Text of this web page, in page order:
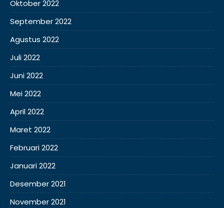
Oktober 2022
September 2022
Agustus 2022
Juli 2022
Juni 2022
Mei 2022
April 2022
Maret 2022
Februari 2022
Januari 2022
Desember 2021
November 2021